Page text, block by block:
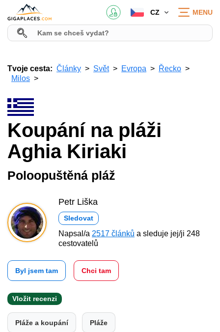
CZ MENU
Tvoje cesta: Články Svět Evropa
Řecko
Milos
Koupání na pláži
Aghia Kiriaki
Poloopuštěná pláž
Petr Liška
Sledovat
Napsal/a 2517 článků a sleduje jej/ji 248
cestovatelů
Byl jsem tam Chci tam
Vložit recenzi
Pláže a koupání Pláže